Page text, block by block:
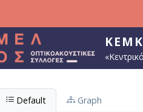
Default Graph